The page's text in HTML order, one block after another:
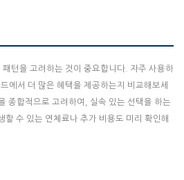
턴을 고려하는 것이 중요합니다. 자주 사용하
에서 더 많은 혜택을 제공하는지 비교해보세
종합적으로 고려하여, 실속 있는 선택을 하는
할 수 있는 연체료나 추가 비용도 미리 확인해